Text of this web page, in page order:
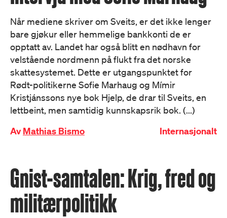
Når mediene skriver om Sveits, er det ikke lenger
bare gjøkur eller hemmelige bankkonti de er
opptatt av. Landet har også blitt en nødhavn for
velstående nordmenn på flukt fra det norske
skattesystemet. Dette er utgangspunktet for
Rødt-politikerne Sofie Marhaug og Mímir
Kristjánssons nye bok Hjelp, de drar til Sveits, en
lettbeint, men samtidig kunnskapsrik bok. (...)
AvMathias Bismo Internasjonalt
Gnist-samtalen: Krig, fred og
militærpolitikk